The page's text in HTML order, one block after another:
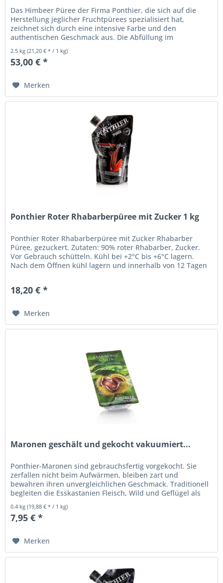
Das Himbeer Püree der Firma Ponthier, die sich auf die
Herstellung jeglicher Fruchtpürees spezialisiert hat,
zeichnet sich durch eine intensive Farbe und den
authentischen Geschmack aus. Die Abfüllung im
2.5 kg(21,20 € * / 1 kg)
53,00 € *
Merken
Ponthier Roter Rhabarberpüree mit Zucker 1 kg
Ponthier Roter Rhabarberpüree mit Zucker Rhabarber
Püree, gezuckert. Zutaten: 90% roter Rhabarber, Zucker.
Vor Gebrauch schütteln. Kühl bei +2°C bis +6°C lagern.
Nach dem Öffnen kühl lagern und innerhalb von 12 Tagen
18,20 € *
Merken
Maronen geschält und gekocht vakuumiert...
Ponthier-Maronen sind gebrauchsfertig vorgekocht. Sie
zerfallen nicht beim Aufwärmen, bleiben zart und
bewahren ihren unvergleichlichen Geschmack. Traditionell
begleiten die Esskastanien Fleisch, Wild und Geflügel als
0.4 kg(19,88 € * / 1 kg)
7,95 € *
Merken